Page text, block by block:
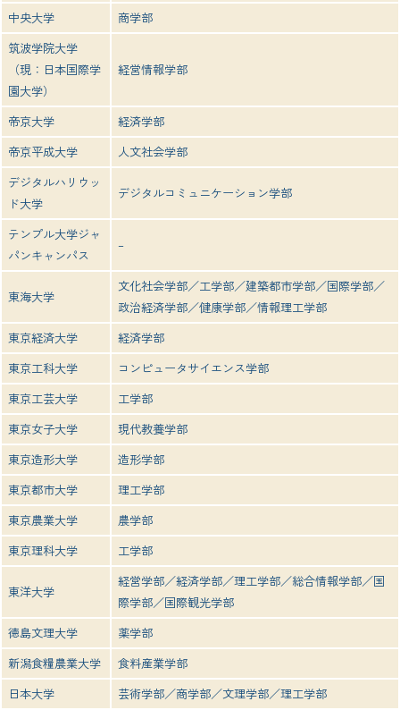
中央大学
商学部
筑波学院大学
（現：日本国際学
園大学）
経営情報学部
帝京大学
経済学部
帝京平成大学
人文社会学部
デジタルハリウッ
ド大学
デジタルコミュニケーション学部
テンプル大学ジャ
パンキャンパス
–
東海大学
文化社会学部／工学部／建築都市学部／国際学部／
政治経済学部／健康学部／情報理工学部
東京経済大学
経済学部
東京工科大学
コンピュータサイエンス学部
東京工芸大学
工学部
東京女子大学
現代教養学部
東京造形大学
造形学部
東京都市大学
理工学部
東京農業大学
農学部
東京理科大学
工学部
東洋大学
経営学部／経済学部／理工学部／総合情報学部／国
際学部／国際観光学部
徳島文理大学
薬学部
新潟食糧農業大学
食料産業学部
日本大学
芸術学部／商学部／文理学部／理工学部